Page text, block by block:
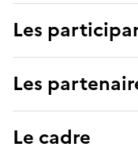
Les
Les
Le cadre